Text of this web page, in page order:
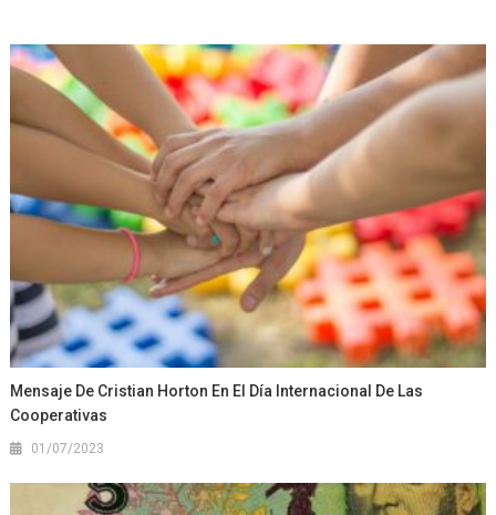
Mensaje De Cristian Horton En El Día Internacional De Las
Cooperativas
01/07/2023